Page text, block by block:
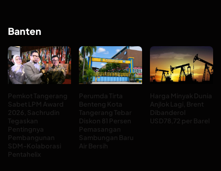
Banten
Pemkot Tangerang
Sabet LPM Award
2026, Sachrudin
Tegaskan
Pentingnya
Pembangunan
SDM-Kolaborasi
Pentahelix
Perumda Tirta
Benteng Kota
Tangerang Tebar
Diskon 81 Persen
Pemasangan
Sambungan Baru
Air Bersih
Harga Minyak Dunia
Anjlok Lagi, Brent
Dibanderol
USD78,72 per Barel